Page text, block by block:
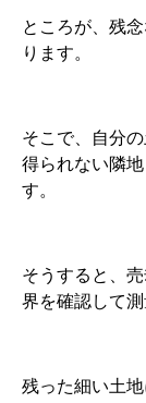
ところが、残
ります。
そこで、自分
得られない隣
す。
そうすると、
界を確認して
残った細い土